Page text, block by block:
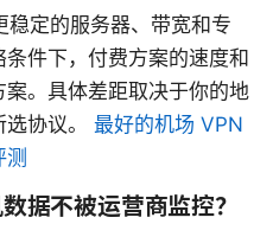
定的服务器、带宽和专
件下，付费方案的速度和
。具体差距取决于你的地
协议。 最好的机场 VPN
据不被运营商监控？